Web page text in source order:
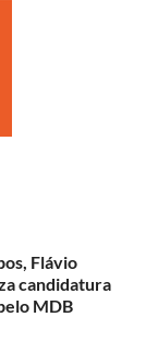
Flávio
candidatura
MDB